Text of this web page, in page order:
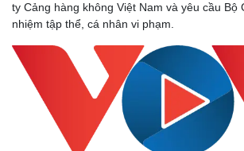
ty Cảng hàng không Việt Nam và yêu cầu Bộ
nhiệm tập thể, cá nhân vi phạm.